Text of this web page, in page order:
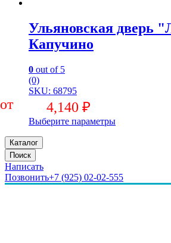
Ульяновская дверь
Капучино
0 out of 5
(0)
SKU: 68795
4,140 ₽
Выберите параметры
Каталог
Поиск
Написать
Позвонить+7 (925) 02-02-555